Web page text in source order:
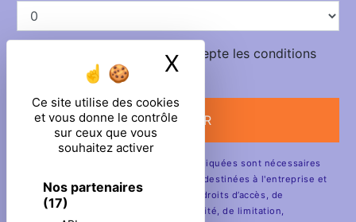
Ce site utilise des cookies
et vous donne le contrôle
sur ceux que vous
souhaitez activer
Nos partenaires
(17)
X Masquer le
En cochant cette case, j'accepte les conditions
particulières ci-dessous **
ENVOYER
** Les données personnelles communiquées sont nécessaires
aux fins de vous contacter. Elles sont destinées à l'entreprise et
ses sous-traitants. Vous disposez de droits d’accès, de
rectification, d’effacement, de portabilité, de limitation,